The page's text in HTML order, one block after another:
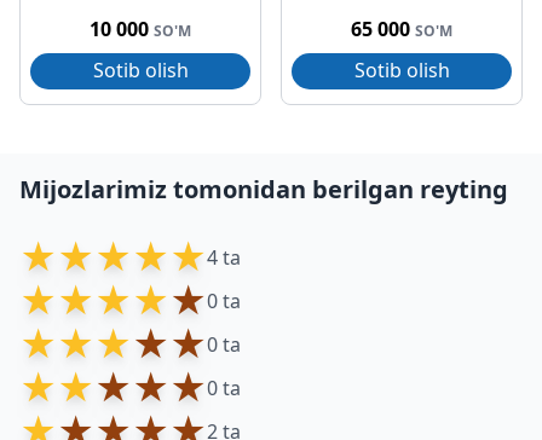
10 000 SO'M
Sotib olish
65 000 SO'M
Sotib olish
Mijozlarimiz tomonidan berilgan reyting
★★★★★4 ta
★★★★★0 ta
★★★★★0 ta
★★★★★0 ta
2 ta